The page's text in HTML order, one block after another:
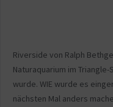
Riverside von Ralph
Naturaquarium im
wurde. WIE wurde es
nächsten Mal anders